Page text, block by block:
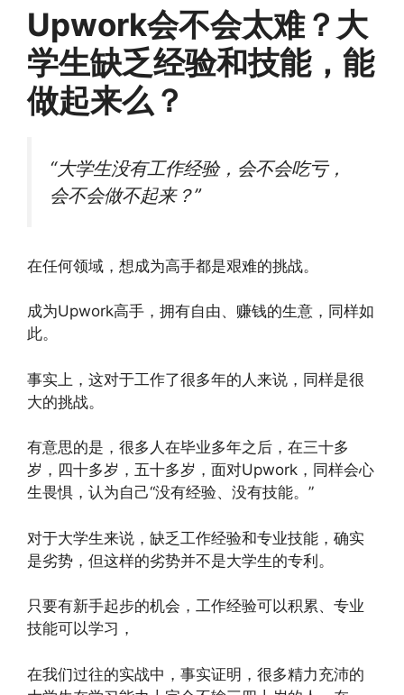
Upwork会不会太难？大
学生缺乏经验和技能，能
做起来么？
“大学生没有工作经验，会不会吃亏，
会不会做不起来？”
在任何领域，想成为高手都是艰难的挑战。
成为Upwork高手，拥有自由、赚钱的生意，同样如
此。
事实上，这对于工作了很多年的人来说，同样是很
大的挑战。
有意思的是，很多人在毕业多年之后，在三十多
岁，四十多岁，五十多岁，面对Upwork，同样会心
生畏惧，认为自己“没有经验、没有技能。”
对于大学生来说，缺乏工作经验和专业技能，确实
是劣势，但这样的劣势并不是大学生的专利。
只要有新手起步的机会，工作经验可以积累、专业
技能可以学习，
在我们过往的实战中，事实证明，很多精力充沛的